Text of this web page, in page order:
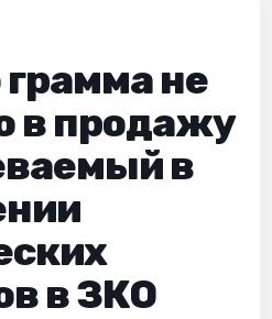
не
в продажу
в
в ЗКО